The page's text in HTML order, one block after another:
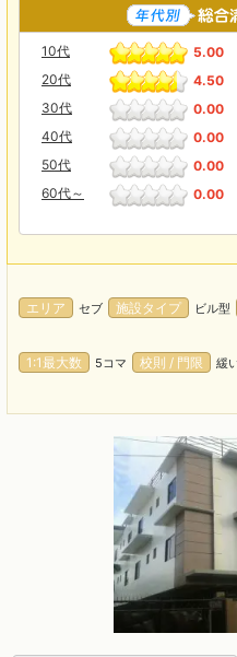
10代
5.00
20代
4.50
30代
0.00
40代
0.00
50代
0.00
60代～
0.00
エリア セブ 施設タイプ ビル型
1:1最大数 5コマ 校則 / 門限 緩